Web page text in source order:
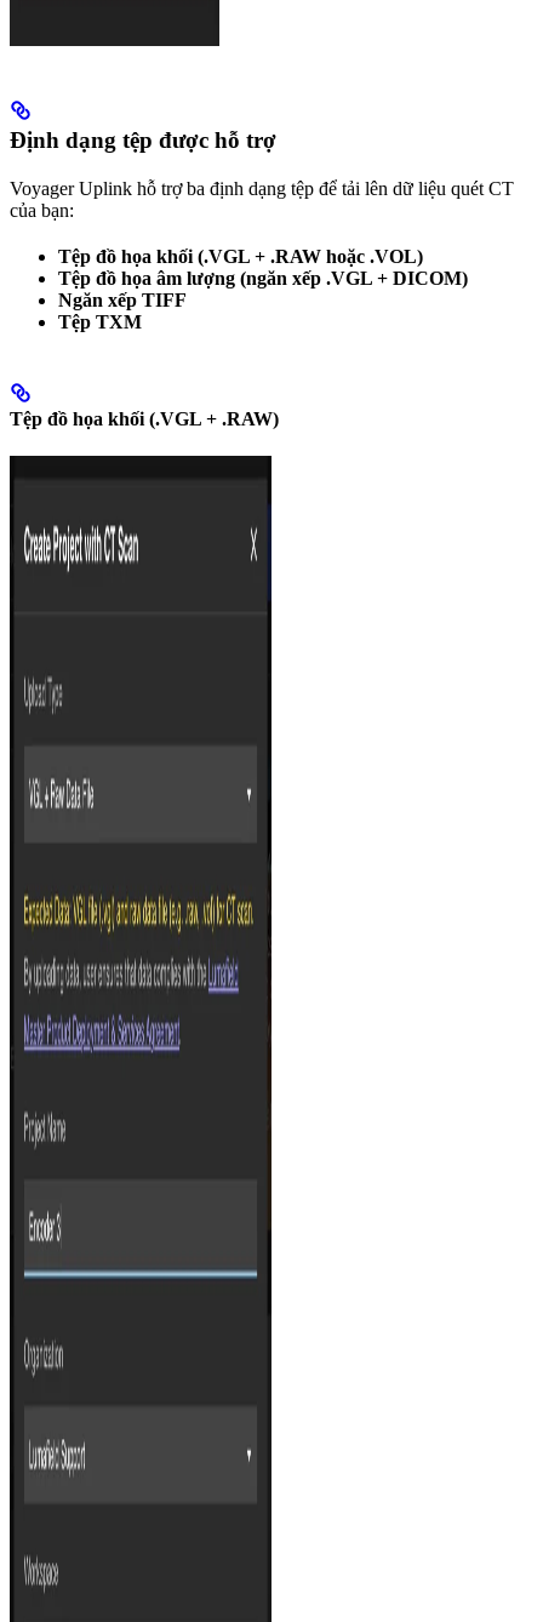
Định dạng tệp được hỗ trợ
Voyager Uplink hỗ trợ ba định dạng tệp để tải lên dữ liệu quét CT
của bạn:
Tệp đồ họa khối (.VGL + .RAW hoặc .VOL)
Tệp đồ họa âm lượng (ngăn xếp .VGL + DICOM)
Ngăn xếp TIFF
Tệp TXM
Tệp đồ họa khối (.VGL + .RAW)